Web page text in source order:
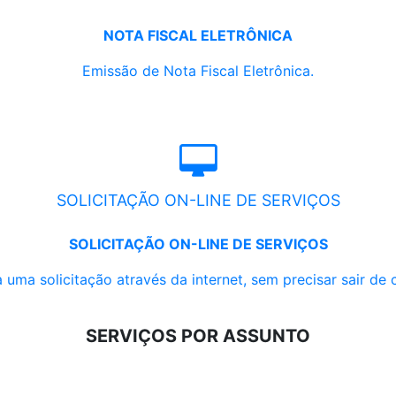
NOTA FISCAL ELETRÔNICA
Emissão de Nota Fiscal Eletrônica.
SOLICITAÇÃO ON-LINE DE SERVIÇOS
SOLICITAÇÃO ON-LINE DE SERVIÇOS
uma solicitação através da internet, sem precisar sair de
SERVIÇOS POR ASSUNTO